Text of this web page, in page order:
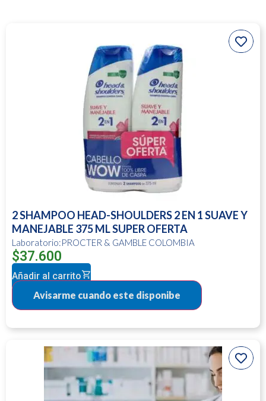
2 SHAMPOO HEAD-SHOULDERS 2 EN 1 SUAVE Y
MANEJABLE 375 ML SUPER OFERTA
Laboratorio:PROCTER & GAMBLE COLOMBIA
$37.600
Añadir al carrito